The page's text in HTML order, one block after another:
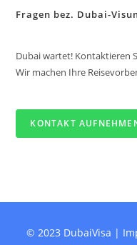
Fragen bez. Dubai-
Dubai wartet! Kontaktieren
Wir machen Ihre
KONTAKT
© 2023 DubaiVisa |